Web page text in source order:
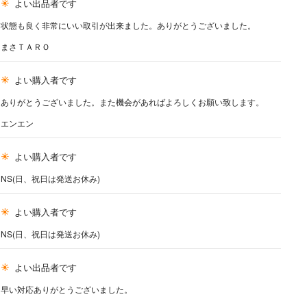
よい出品者です
状態も良く非常にいい取引が出来ました。ありがとうございました。
まさＴＡＲＯ
よい購入者です
ありがとうございました。また機会があればよろしくお願い致します。
エンエン
よい購入者です
NS(日、祝日は発送お休み)
よい購入者です
NS(日、祝日は発送お休み)
よい出品者です
早い対応ありがとうございました。